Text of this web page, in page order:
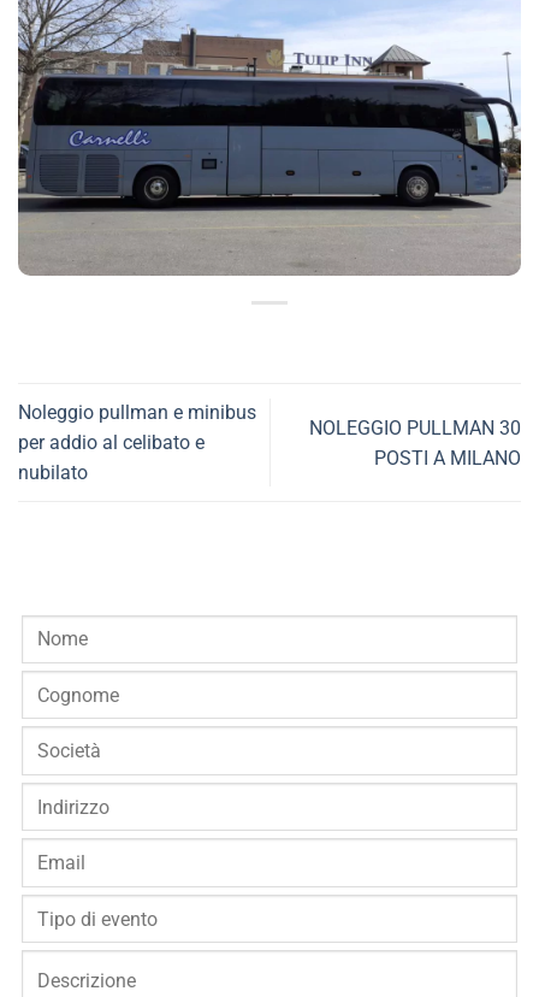
Noleggio pullman e minibus
per addio al celibato e
nubilato
NOLEGGIO PULLMAN 30
POSTI A MILANO